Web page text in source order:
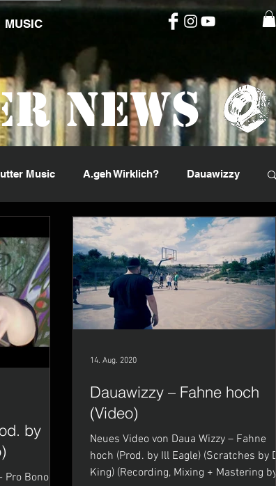
MUSIC
News
Music A.geh Wirklich? Dauawizzy
Phil Fin
by
Pro Bono
Dauawizzy – Fahne hoch
(Video)
Neues Video von Daua Wizzy – Fahne
hoch (Prod. by Ill Eagle) (Scratches by DJ
King) (Recording, Mixing + Mastering by
14. Aug. 2020